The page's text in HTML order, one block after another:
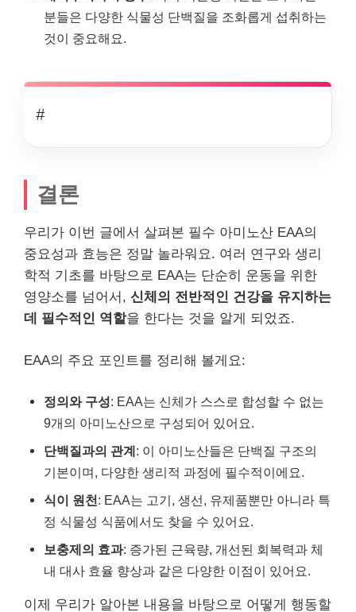
분들은 다양한 식물성 단백질을 조화롭게 섭취하는
것이 중요해요.
#
결론
우리가 이번 글에서 살펴본 필수 아미노산 EAA의
중요성과 효능은 정말 놀라워요. 여러 연구와 생리
학적 기초를 바탕으로 EAA는 단순히 운동을 위한
영양소를 넘어서, 신체의 전반적인 건강을 유지하는
데 필수적인 역할을 한다는 것을 알게 되었죠.
EAA의 주요 포인트를 정리해 볼게요:
정의와 구성: EAA는 신체가 스스로 합성할 수 없는
9개의 아미노산으로 구성되어 있어요.
단백질과의 관계: 이 아미노산들은 단백질 구조의
기본이며, 다양한 생리적 과정에 필수적이에요.
식이 원천: EAA는 고기, 생선, 유제품뿐만 아니라 특
정 식물성 식품에서도 찾을 수 있어요.
보충제의 효과: 증가된 근육량, 개선된 회복력과 체
내 대사 효율 향상과 같은 다양한 이점이 있어요.
이제 우리가 알아본 내용을 바탕으로 어떻게 행동할